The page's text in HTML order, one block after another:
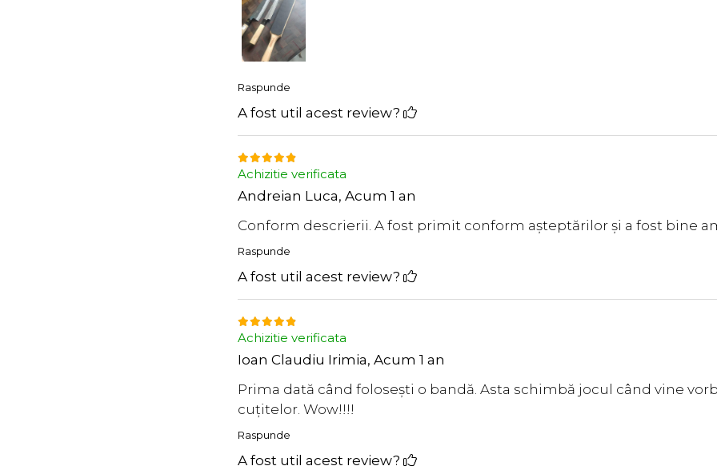
Raspunde
A fost util acest review?
Achizitie verificata
Andreian Luca, Acum 1 an
Conform descrierii. A fost primit conform așteptărilor și a fost bine
Raspunde
A fost util acest review?
Achizitie verificata
Ioan Claudiu Irimia, Acum 1 an
Prima dată când folosești o bandă. Asta schimbă jocul când vine
cuțitelor. Wow!!!!
Raspunde
A fost util acest review?